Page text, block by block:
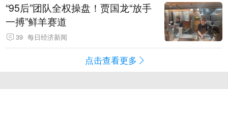
“95后”团队全权操盘！贾国龙“放手
一搏”鲜羊赛道
39 每日经济新闻
点击查看更多